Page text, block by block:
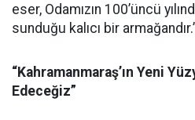
eser, Odamızın 100’üncü
sunduğu kalıcı bir
“Kahramanmaraş’ın Yeni
Edeceğiz”